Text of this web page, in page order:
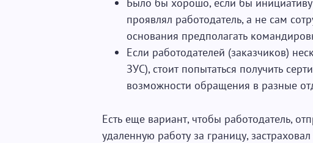
проявлял работодатель, а не сам
основания предполагать
Если работодателей (заказчиков)
ЗУС), стоит попытаться получить
возможности обращения в разные
Есть еще вариант, чтобы работодатель,
удаленную работу за границу,